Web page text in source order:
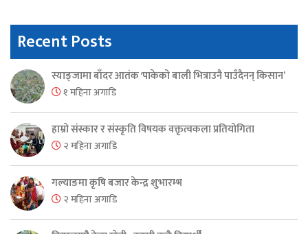
Recent Posts
स्याङ्जामा बाँदर आतंक ‘पाकेको बाली भित्राउनै पाउँदैनन् किसान’
१ महिना अगाडि
हाम्रो संस्कार र संस्कृति विषयक वक्तृत्वकला प्रतियोगिता
२ महिना अगाडि
गल्याङमा कृषि बजार केन्द्र शुभारम्भ
२ महिना अगाडि